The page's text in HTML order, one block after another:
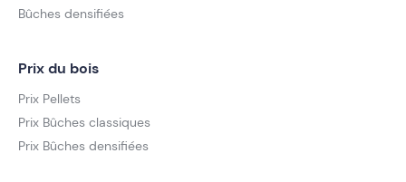
Bûches densifiées
Prix du bois
Prix Pellets
Prix Bûches classiques
Prix Bûches densifiées